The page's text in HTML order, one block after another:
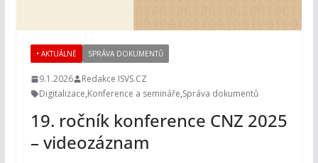
• AKTUÁLNĚ SPRÁVA DOKUMENTŮ
9.1.2026
Redakce ISVS.CZ
Digitalizace,Konference a semináře,Správa dokumentů
19. ročník konference CNZ 2025
– videozáznam